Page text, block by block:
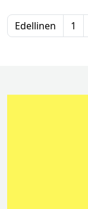
Edellinen 1